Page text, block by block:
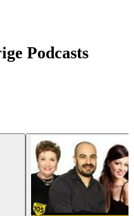
Podcasts